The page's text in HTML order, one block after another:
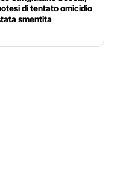
di tentato omicidio
smentita